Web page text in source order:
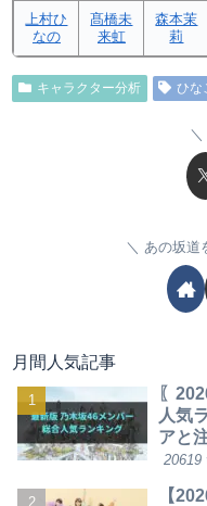
上村ひ
なの
髙橋未
来虹
森本茉
莉
キャラクター分析 ひな
あの坂道
月間人気記事
〖
人気
アと
20619
【